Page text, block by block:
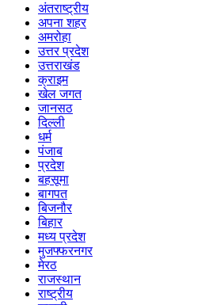
अंतराष्ट्रीय
अपना शहर
अमरोहा
उत्तर प्रदेश
उत्तराखंड
क्राइम
खेल जगत
जानसठ
दिल्ली
धर्म
पंजाब
प्रदेश
बहसूमा
बागपत
बिजनौर
बिहार
मध्य प्रदेश
मुजफ्फरनगर
मेरठ
राजस्थान
राष्ट्रीय